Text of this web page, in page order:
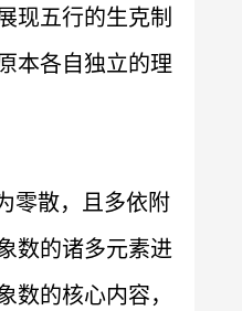
现五行的生克制
本各自独立的理
零散，且多依附
数的诸多元素进
的核心内容，